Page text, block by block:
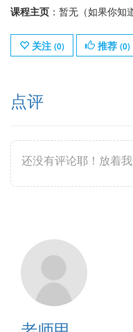
课程主页 ：暂无（如果你知
关注 (0) 推荐 (0)
点评
还没有评论耶！放着我